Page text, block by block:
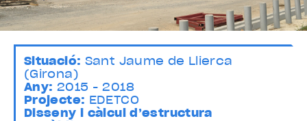
Situació: Sant Jaume de Llierca
(Girona)
Any: 2015 - 2018
Projecte: EDETCO
Disseny i càlcul d’estructura